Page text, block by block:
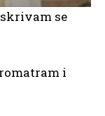
se
i